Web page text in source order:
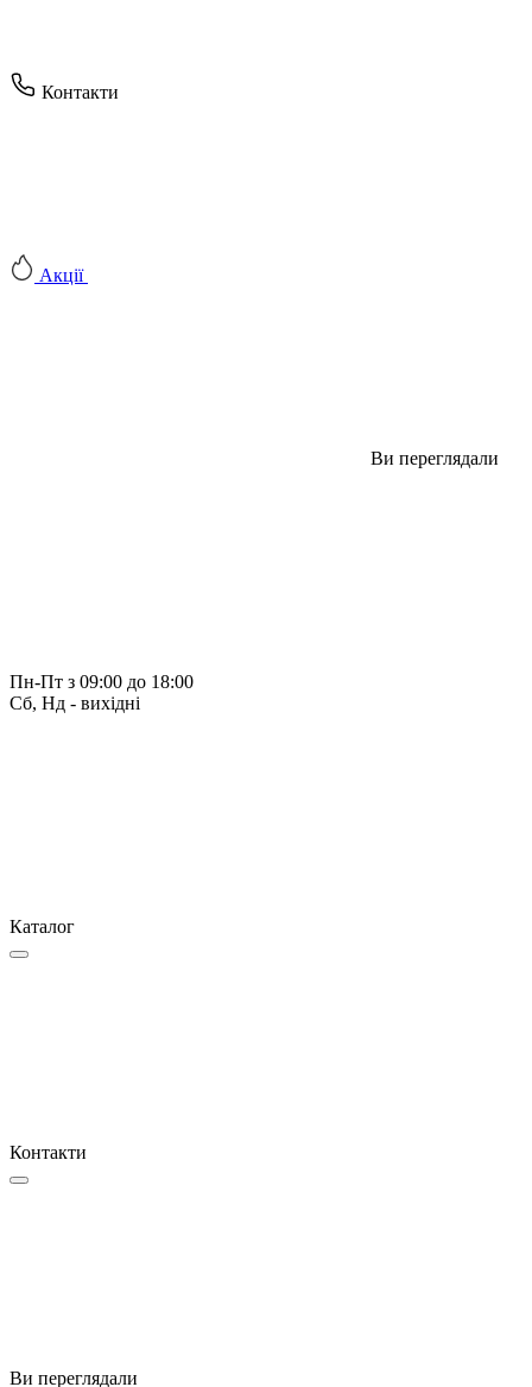
Контакти
Акції
Ви переглядали
Пн-Пт з 09:00 до 18:00
Сб, Нд - вихідні
Каталог
Контакти
Ви переглядали